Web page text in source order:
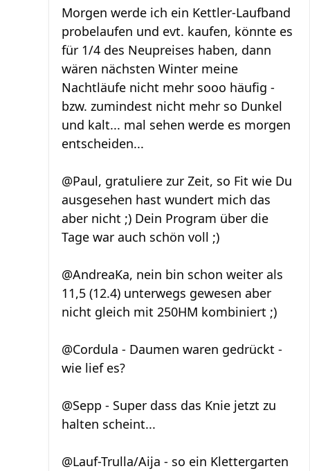
Morgen werde ich ein Kettler-Laufband
probelaufen und evt. kaufen, könnte es
für 1/4 des Neupreises haben, dann
wären nächsten Winter meine
Nachtläufe nicht mehr sooo häufig -
bzw. zumindest nicht mehr so Dunkel
und kalt... mal sehen werde es morgen
entscheiden...
@Paul, gratuliere zur Zeit, so Fit wie Du
ausgesehen hast wundert mich das
aber nicht ;) Dein Program über die
Tage war auch schön voll ;)
@AndreaKa, nein bin schon weiter als
11,5 (12.4) unterwegs gewesen aber
nicht gleich mit 250HM kombiniert ;)
@Cordula - Daumen waren gedrückt -
wie lief es?
@Sepp - Super dass das Knie jetzt zu
halten scheint...
@Lauf-Trulla/Aija - so ein Klettergarten